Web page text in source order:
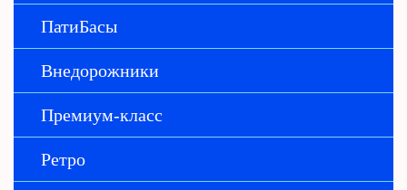
ПатиБасы
Внедорожники
Премиум-класс
Ретро